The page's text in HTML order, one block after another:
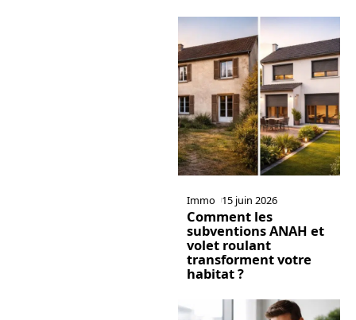
Immo 15 juin 2026
Comment les
subventions ANAH et
volet roulant
transforment votre
habitat ?